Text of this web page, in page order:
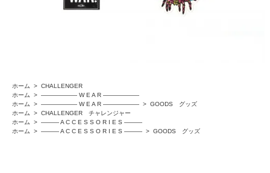
ホーム > CHALLENGER
ホーム
> ―――――― W E A R ――――――
ホーム
> ―――――― W E A R ―――――― > GOODS グッズ
ホーム
> CHALLENGER チャレンジャー
ホーム
> ――― A C C E S S O R I E S ―――
ホーム
> ――― A C C E S S O R I E S ――― > GOODS グッズ